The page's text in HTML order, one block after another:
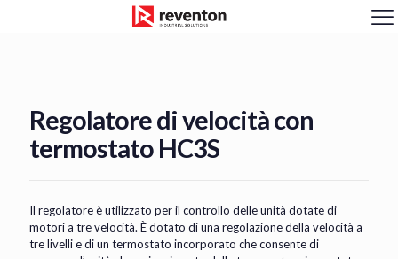
Regolatore di velocità con
termostato HC3S
Il regolatore è utilizzato per il controllo delle unità dotate di
motori a tre velocità. È dotato di una regolazione della velocità a
tre livelli e di un termostato incorporato che consente di